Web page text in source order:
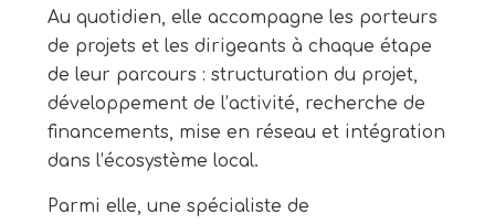
Au quotidien, elle accompagne les porteurs
de projets et les dirigeants à chaque étape
de leur parcours : structuration du projet,
développement de l’activité, recherche de
financements, mise en réseau et intégration
dans l’écosystème local.
Parmi elle, une spécialiste de